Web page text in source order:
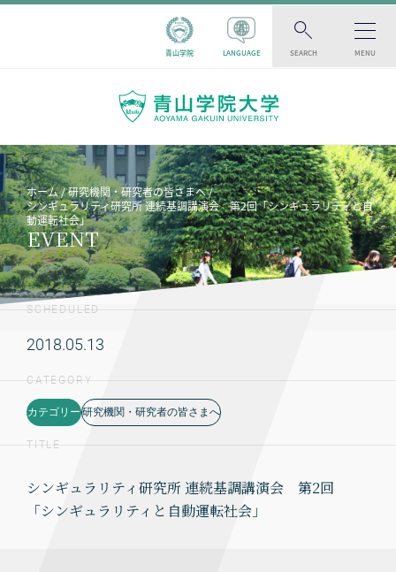
青山学院 LANGUAGE SEARCH MENU
ホーム
研究機関・研究者の皆さまへ
シンギュラリティ研究所 連続基調講演会 第2回「シンギュラリティと自
動運転社会」
EVENT
SCHEDULED
2018.05.13
CATEGORY
カテゴリー 研究機関・研究者の皆さまへ
TITLE
シンギュラリティ研究所 連続基調講演会 第2回
「シンギュラリティと自動運転社会」